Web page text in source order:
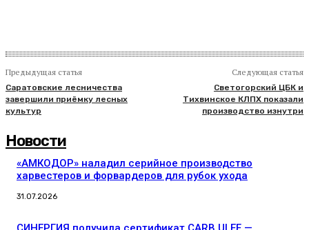
Предыдущая статья
Саратовские лесничества
завершили приёмку лесных
культур
Следующая статья
Светогорский ЦБК и
Тихвинское КЛПХ показали
производство изнутри
Новости
«АМКОДОР» наладил серийное производство
харвестеров и форвардеров для рубок ухода
31.07.2026